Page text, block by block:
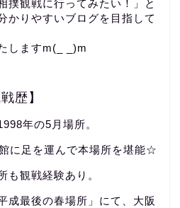
撲観戦に行ってみたい！」と
かりやすいブログを目指して
しますm(_ _)m
歴】
年の5月場所。
に足を運んで本場所を堪能☆
も観戦経験あり。
成最後の春場所」にて、大阪